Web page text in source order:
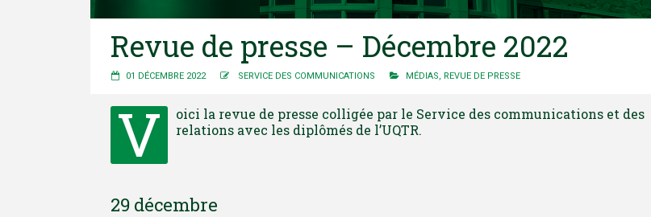
Revue de presse – Décembre 2022
01 DÉCEMBRE 2022 SERVICE DES COMMUNICATIONS MÉDIAS, REVUE DE PRESSE
V
oici la revue de presse colligée par le Service des communications et des
relations avec les diplômés de l’UQTR.
29 décembre